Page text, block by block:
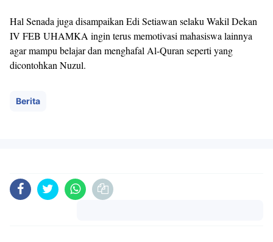
Hal Senada juga disampaikan Edi Setiawan selaku Wakil Dekan
IV FEB UHAMKA ingin terus memotivasi mahasiswa lainnya
agar mampu belajar dan menghafal Al-Quran seperti yang
dicontohkan Nuzul.
Berita